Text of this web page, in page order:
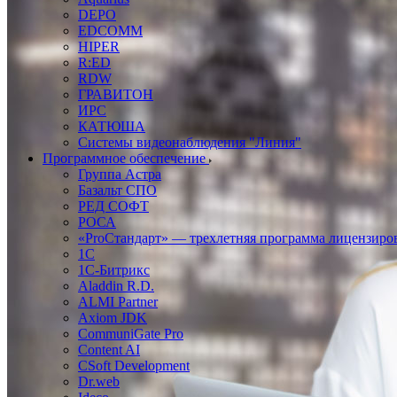
DEPO
EDCOMM
HIPER
R:ED
RDW
ГРАВИТОН
ИРС
КАТЮША
Системы видеонаблюдения "Линия"
Программное обеспечение
Группа Астра
Базальт СПО
РЕД СОФТ
РОСА
«ProСтандарт» — трехлетняя программа
1С
1С-Битрикc
Aladdin R.D.
ALMI Partner
Axiom JDK
CommuniGate Pro
Content AI
CSoft Development
Dr.web